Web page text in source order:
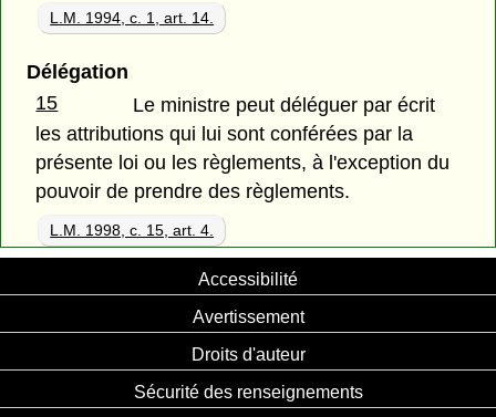
L.M. 1994, c. 1, art. 14.
Délégation
15
Le ministre peut déléguer par écrit
les attributions qui lui sont conférées par la
présente loi ou les règlements, à l'exception du
pouvoir de prendre des règlements.
L.M. 1998, c. 15, art. 4.
Accessibilité
Avertissement
Droits d'auteur
Sécurité des renseignements